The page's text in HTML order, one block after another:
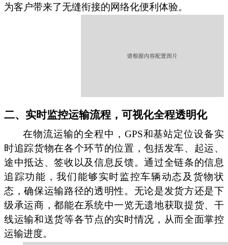
为客户带来了无缝衔接的网络化便利体验。
二、实时监控运输流程，可视化全程透明化
在物流运输的全程中，GPS和基站定位设备实
时追踪货物在各个环节的位置，包括发车、起运、
途中抵达、签收以及信息反馈。通过全链条的信息
追踪功能，我们能够实时监控车辆动态及货物状
态，确保运输路径的透明性。无论是发货方还是下
级承运商，都能在系统中一览无遗地获取提货、干
线运输和送货等各节点的实时情况，从而全面掌控
运输进度。